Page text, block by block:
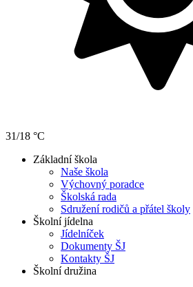
31/18 °C
Základní škola
Naše škola
Výchovný poradce
Školská rada
Sdružení rodičů a přátel školy
Školní jídelna
Jídelníček
Dokumenty ŠJ
Kontakty ŠJ
Školní družina